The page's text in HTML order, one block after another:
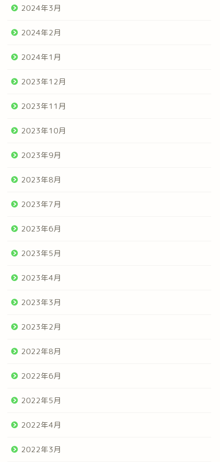
2024年3月
2024年2月
2024年1月
2023年12月
2023年11月
2023年10月
2023年9月
2023年8月
2023年7月
2023年6月
2023年5月
2023年4月
2023年3月
2023年2月
2022年8月
2022年6月
2022年5月
2022年4月
2022年3月